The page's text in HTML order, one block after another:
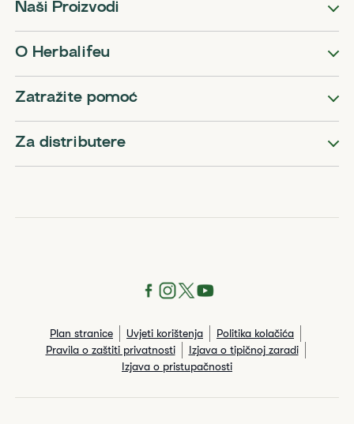
Naši Proizvodi
O Herbalifeu
Zatražite pomoć
Za distributere
Plan stranice Uvjeti korištenja
Politika kolačića
Pravila o zaštiti privatnosti
Izjava o tipičnoj zaradi
Izjava o pristupačnosti